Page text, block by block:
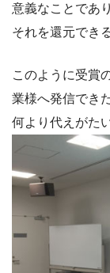
意義なことであり
それを還元でき
このように受賞
業様へ発信でき
何より代えがた